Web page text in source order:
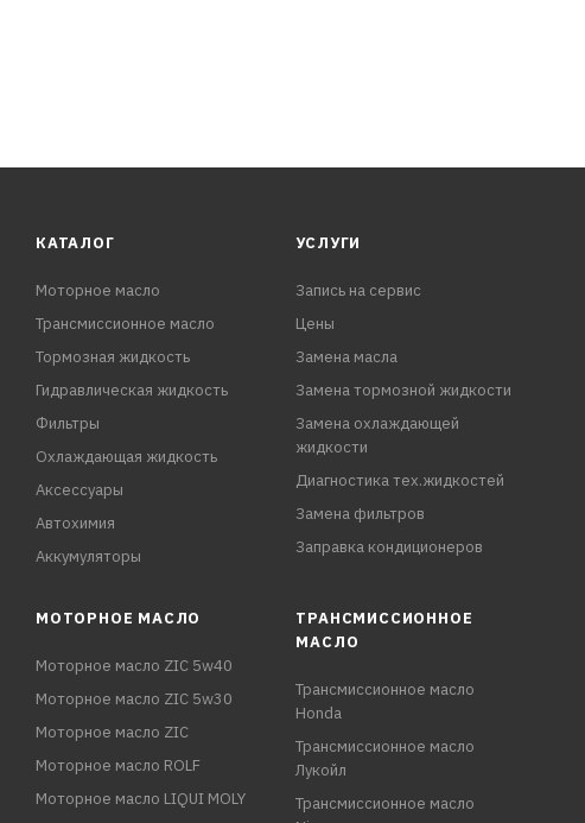
КАТАЛОГ
Моторное масло
Трансмиссионное масло
Тормозная жидкость
Гидравлическая жидкость
Фильтры
Охлаждающая жидкость
Аксессуары
Автохимия
Аккумуляторы
УСЛУГИ
Запись на сервис
Цены
Замена масла
Замена тормозной жидкости
Замена охлаждающей
жидкости
Диагностика тех.жидкостей
Замена фильтров
Заправка кондиционеров
МОТОРНОЕ МАСЛО
Моторное масло ZIC 5w40
Моторное масло ZIC 5w30
Моторное масло ZIC
Моторное масло ROLF
Моторное масло LIQUI MOLY
ТРАНСМИССИОННОЕ
МАСЛО
Трансмиссионное масло
Honda
Трансмиссионное масло
Лукойл
Трансмиссионное масло